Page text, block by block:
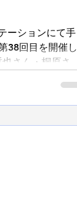
ーションにて手
38回目を開催し
さん・桐原さん